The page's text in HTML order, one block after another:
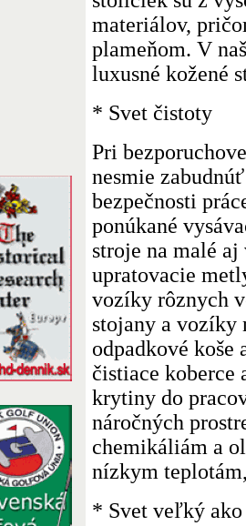
materiálov,
plameňom. V
luxusné kožené
* Svet čistoty
Pri
nesmie
bezpečnosti
ponúkané
stroje na malé
upratovacie
vozíky rôznych
stojany a vozíky
odpadkové koše
čistiace koberce
krytiny do
náročných
chemikáliám a
nízkym
* Svet veľký ako